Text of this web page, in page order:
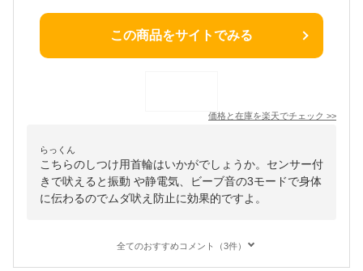
この商品をサイトでみる
価格と在庫を楽天でチェック >>
らっくん
こちらのしつけ用首輪はいかがでしょうか。センサー付
きで吠えると振動 や静電気、ビーブ音の3モードで身体
に伝わるのでムダ吠え防止に効果的ですよ。
全てのおすすめコメント（3件）